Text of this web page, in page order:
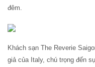
đêm.
Khách sạn The Reverie
giả của Italy, chú trọng đến